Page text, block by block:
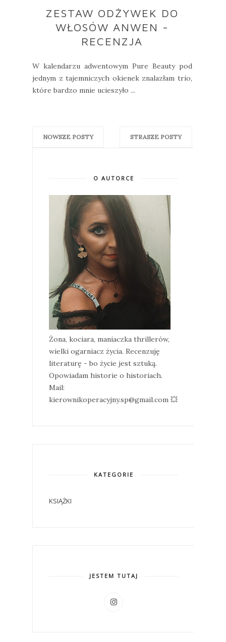
ZESTAW ODŻYWEK DO
WŁOSÓW ANWEN -
RECENZJA
W kalendarzu adwentowym Pure Beauty pod
jednym z tajemniczych okienek znalazłam trio,
które bardzo mnie ucieszyło ...
NOWSZE POSTY STRASZE POSTY
O AUTORCE
Żona, kociara, maniaczka thrillerów,
wielki ogarniacz życia. Recenzuję
literaturę - bo życie jest sztuką.
Opowiadam historie o historiach.
Mail:
kierownikoperacyjny.sp@gmail.com 💥
KATEGORIE
KSIĄŻKI
JESTEM TUTAJ